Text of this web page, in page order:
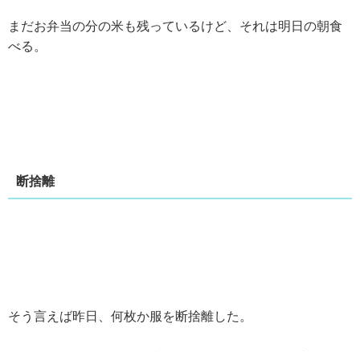
まだお弁当の分の米も残っているけど、それは明日の朝食
べる。
断捨離
そう言えば昨日、何枚か服を断捨離した。